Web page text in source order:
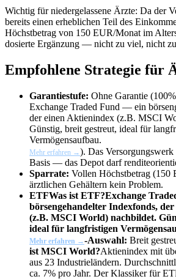
Wichtig für niedergelassene Ärzte: Da der
bereits einen erheblichen Teil des
Höchstbetrag von 150 EUR/Monat im
dosierte Ergänzung — nicht zu viel, nicht
Empfohlene Strategie für
Garantiestufe: Ohne Garantie (100%
Exchange Traded Fund — ein
der einen Aktienindex (z.B. MSCI
Günstig, breit gestreut, ideal für
Vermögensaufbau.
Mehr erfahren →). Das
Basis — das Depot darf
Sparrate: Vollen Höchstbetrag (150
ärztlichen Gehältern kein Problem.
ETFWas ist ETF?Exchange
börsengehandelter Indexfonds,
(z.B. MSCI World) nachbildet.
ideal für langfristigen
Mehr erfahren →-Auswahl: Breit
ist MSCI World?Aktienindex mit
aus 23 Industrieländern.
ca. 7% pro Jahr. Der Klassiker für